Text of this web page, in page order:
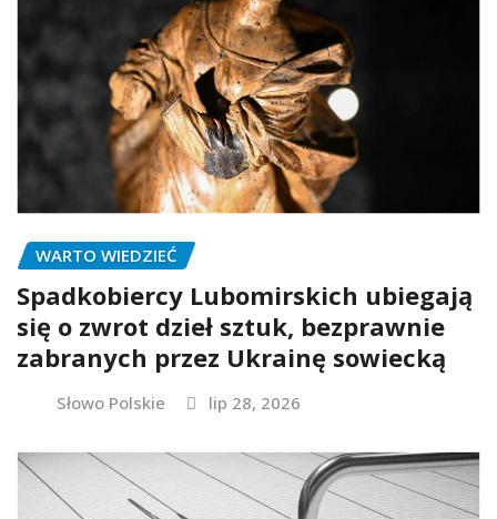
WARTO WIEDZIEĆ
Spadkobiercy Lubomirskich ubiegają
się o zwrot dzieł sztuk, bezprawnie
zabranych przez Ukrainę sowiecką
Słowo Polskie lip 28, 2026